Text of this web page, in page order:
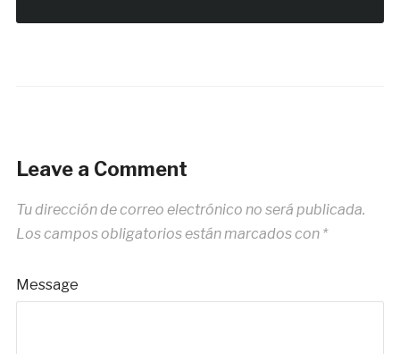
Leave a Comment
Tu dirección de correo electrónico no será publicada.
Los campos obligatorios están marcados con *
Message